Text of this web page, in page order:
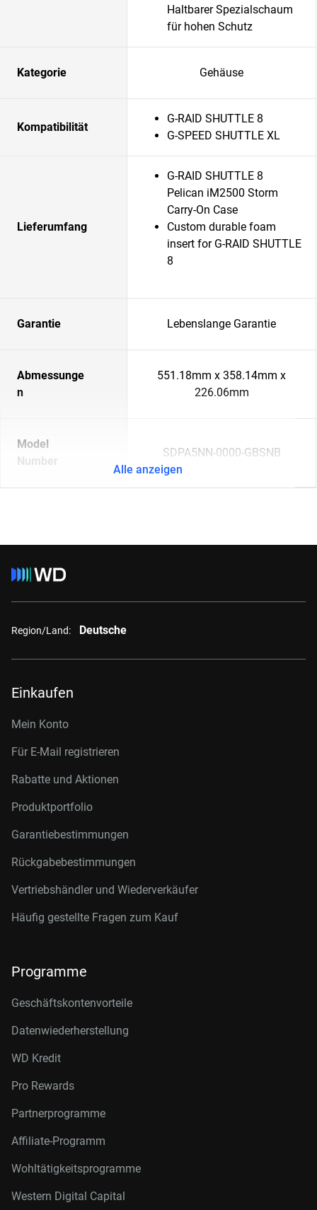
Haltbarer Spezialschaum
für hohen Schutz
Kategorie Gehäuse
Kompatibilität
G-RAID SHUTTLE 8
G-SPEED SHUTTLE XL
Lieferumfang
G-RAID SHUTTLE 8
Pelican iM2500 Storm
Carry-On Case
Custom durable foam
insert for G-RAID SHUTTLE
8
Garantie Lebenslange Garantie
Abmessunge
n
551.18mm x 358.14mm x
226.06mm
Model
Number
SDPA5NN-0000-GBSNB
Alle anzeigen
Region/Land: Deutsche
Einkaufen
Mein Konto
Für E-Mail registrieren
Rabatte und Aktionen
Produktportfolio
Garantiebestimmungen
Rückgabebestimmungen
Vertriebshändler und Wiederverkäufer
Häufig gestellte Fragen zum Kauf
Programme
Geschäftskontenvorteile
Datenwiederherstellung
WD Kredit
Pro Rewards
Partnerprogramme
Affiliate-Programm
Wohltätigkeitsprogramme
Western Digital Capital